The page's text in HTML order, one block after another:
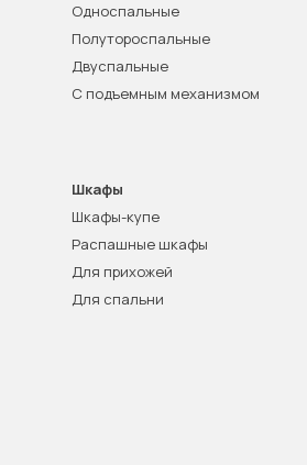
Односпальные
Полутороспальные
Двуспальные
С подъемным механизмом
Шкафы
Шкафы-купе
Распашные шкафы
Для прихожей
Для спальни